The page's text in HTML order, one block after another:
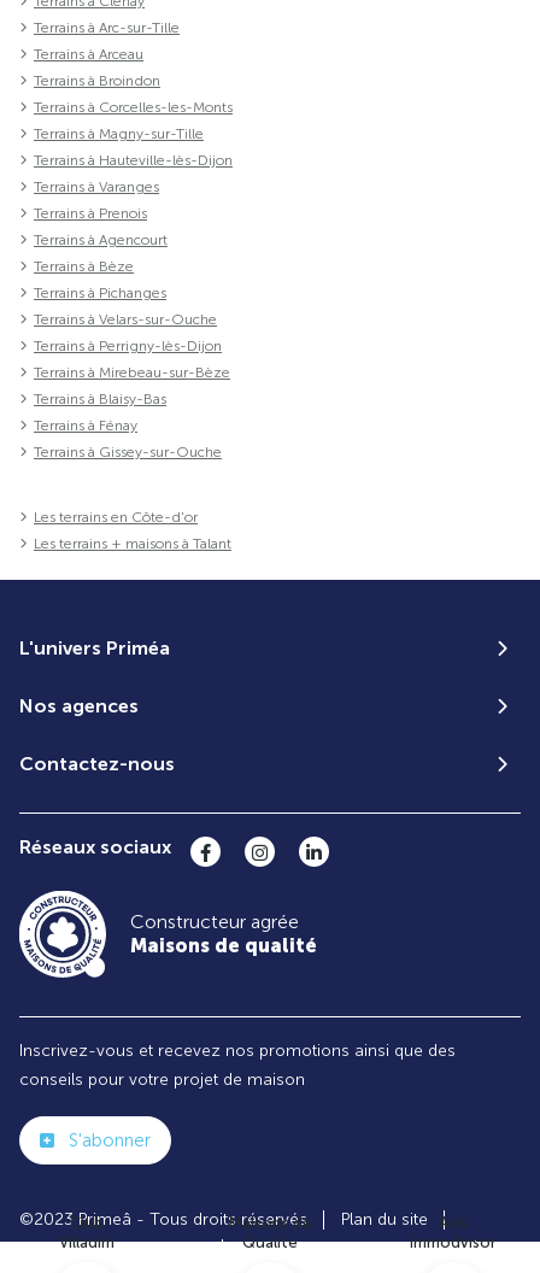
Club
Villadim
Maisons de
Qualité
Avis
Immodvisor
Terrains à Arc-sur-Tille
Terrains à Arceau
Terrains à Broindon
Terrains à Corcelles-les-Monts
Terrains à Magny-sur-Tille
Terrains à Hauteville-lès-Dijon
Terrains à Varanges
Terrains à Prenois
Terrains à Agencourt
Terrains à Bèze
Terrains à Pichanges
Terrains à Velars-sur-Ouche
Terrains à Perrigny-lès-Dijon
Terrains à Mirebeau-sur-Bèze
Terrains à Blaisy-Bas
Terrains à Fénay
Terrains à Gissey-sur-Ouche
Les terrains en Côte-d'or
Les terrains + maisons à Talant
L'univers Priméa
Nos agences
Contactez-nous
Réseaux sociaux
Constructeur agrée
Maisons de qualité
Inscrivez-vous et recevez nos promotions ainsi que des
conseils pour votre projet de maison
S'abonner
©2023 Primeâ - Tous droits réservés
Plan du site
Paramètres des cookies
Politiques de Confidentialités